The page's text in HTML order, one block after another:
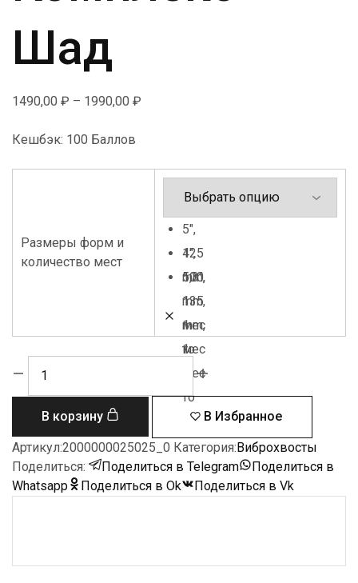
Шад
1490,00 ₽ – 1990,00 ₽
Кешбэк: 100 Баллов
Размеры форм и
количество мест
5",
125
mm,
1
мес
то
4",
100
mm,
1
мес
то
5,3",
135
mm,
1
мес
то
товара
для
литья
Комплекс
Шад
В корзину В Избранное
Артикул:2000000025025_0 Категория:Виброхвосты
Поделиться:
Поделиться в Telegram
Поделиться в
Whatsapp
Поделиться в Ok Поделиться в Vk